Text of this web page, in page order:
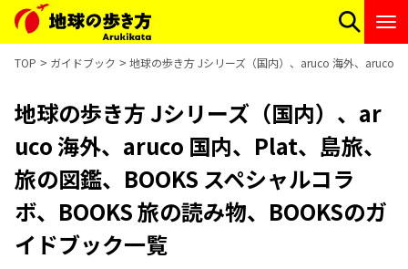
TOP ガイドブック 地球の歩き方 Jシリーズ（国内）、aruco 海外、aruco
地球の歩き方 Jシリーズ（国内）、ar
uco 海外、aruco 国内、Plat、島旅、
旅の図鑑、BOOKS スペシャルコラ
ボ、BOOKS 旅の読み物、BOOKSのガ
イドブック一覧